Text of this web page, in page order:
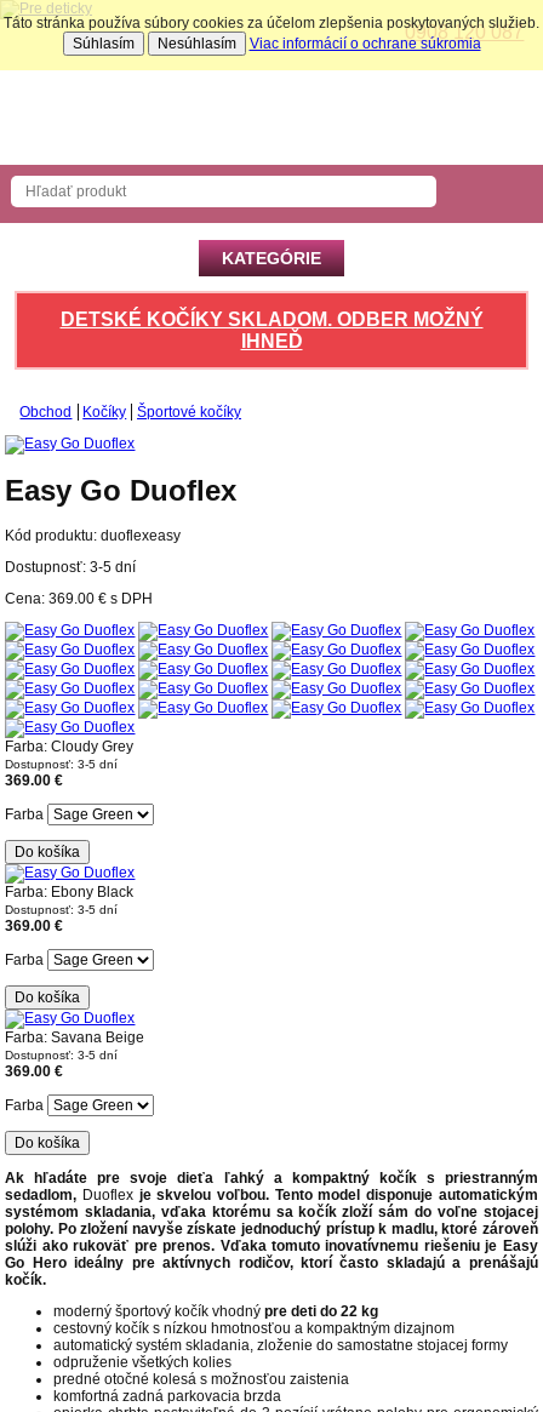
0908 120 087
KATEGÓRIE
DETSKÉ KOČÍKY SKLADOM. ODBER MOŽNÝ
IHNEĎ
Obchod Kočíky Športové kočíky
Easy Go Duoflex
Kód produktu:duoflexeasy
Dostupnosť: 3-5 dní
Cena:369.00 € s DPH
Farba: Cloudy Grey
Dostupnosť: 3-5 dní
369.00 €
Farba
Do košíka
Farba: Ebony Black
Dostupnosť: 3-5 dní
369.00 €
Farba
Do košíka
Farba: Savana Beige
Dostupnosť: 3-5 dní
369.00 €
Farba
Do košíka
Ak hľadáte pre svoje dieťa ľahký a kompaktný kočík s priestranným
sedadlom, Duoflex je skvelou voľbou. Tento model disponuje automatickým
systémom skladania, vďaka ktorému sa kočík zloží sám do voľne stojacej
polohy. Po zložení navyše získate jednoduchý prístup k madlu, ktoré zároveň
slúži ako rukoväť pre prenos. Vďaka tomuto inovatívnemu riešeniu je Easy
Go Hero ideálny pre aktívnych rodičov, ktorí často skladajú a prenášajú
kočík.
moderný športový kočík vhodnýpre deti do 22 kg
cestovný kočík s nízkou hmotnosťou a kompaktným dizajnom
automatický systém skladania, zloženie do samostatne stojacej formy
odpruženie všetkých kolies
predné otočné kolesá s možnosťou zaistenia
komfortná zadná parkovacia brzda
Táto stránka používa súbory cookies za účelom zlepšenia poskytovaných služieb.
Súhlasím
Nesúhlasím Viac informácií o ochrane súkromia